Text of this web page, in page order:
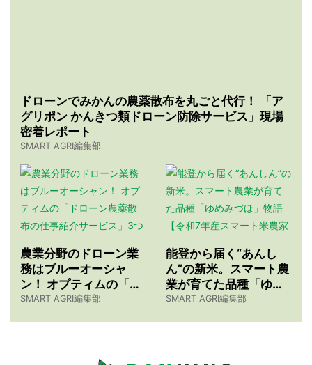
ドローンでみかんの農薬散布を丸ごと代行！ 「ア
グリポン かんきつ類ドローン防除サービス」現場
密着レポート
SMART AGRI編集部
農業分野のドローン業
務はブルーオーシャ
ン！ オプティムの「ド
ローン農薬散布の仕事
SMART AGRI編集部
能登から届く“あんし
ん”の新米。スマート農
業が育てた品種「ゆめ
みづほ」物語 【令和7
SMART AGRI編集部